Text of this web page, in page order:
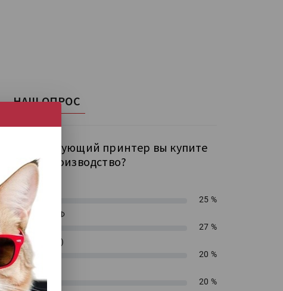
НАШ ОПРОС
Какой следующий принтер вы купите
себе на производство?
Широкий УФ
25 %
Сувенирный УФ
27%
27 %
ДТФ (текстиль)
20%
20 %
УФ ДТФ
20%
20 %